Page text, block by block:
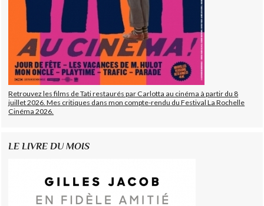
Retrouvez les films de Tati restaurés par Carlotta au cinéma à partir du 8
juillet 2026. Mes critiques dans mon compte-rendu du Festival La Rochelle
Cinéma 2026.
LE LIVRE DU MOIS